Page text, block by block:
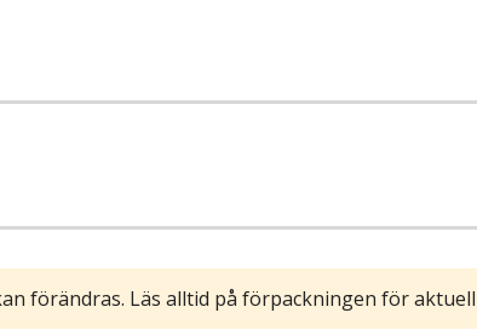
förändras. Läs alltid på förpackningen för